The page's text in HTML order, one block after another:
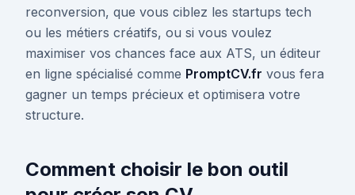
reconversion, que vous ciblez les startups tech
ou les métiers créatifs, ou si vous voulez
maximiser vos chances face aux ATS, un éditeur
en ligne spécialisé comme PromptCV.fr vous fera
gagner un temps précieux et optimisera votre
structure.
Comment choisir le bon outil